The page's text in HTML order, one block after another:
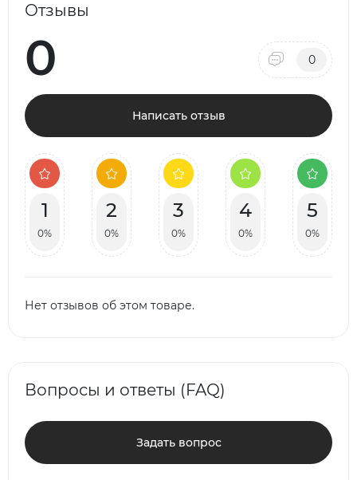
Отзывы
0 0
Написать отзыв
1
0%
2
0%
3
0%
4
0%
5
0%
Нет отзывов об этом товаре.
Вопросы и ответы (FAQ)
Задать вопрос